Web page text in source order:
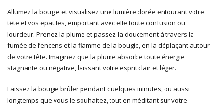
Allumez la bougie et visualisez une lumière dorée entourant votre
tête et vos épaules, emportant avec elle toute confusion ou
lourdeur. Prenez la plume et passez-la doucement à travers la
fumée de l’encens et la flamme de la bougie, en la déplaçant autour
de votre tête. Imaginez que la plume absorbe toute énergie
stagnante ou négative, laissant votre esprit clair et léger.
Laissez la bougie brûler pendant quelques minutes, ou aussi
longtemps que vous le souhaitez, tout en méditant sur votre